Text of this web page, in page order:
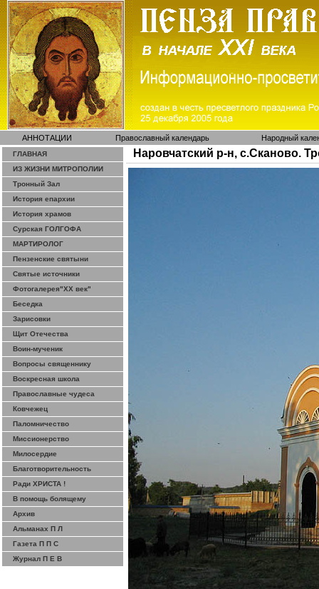
АННОТАЦИИ Православный календарь Народный
ГЛАВНАЯ
ИЗ ЖИЗНИ МИТРОПОЛИИ
Тронный Зал
История епархии
История храмов
Сурская ГОЛГОФА
МАРТИРОЛОГ
Пензенские святыни
Святые источники
Фотогалерея"ХХ век"
Беседка
Зарисовки
Щит Отечества
Воин-мученик
Вопросы священнику
Воскресная школа
Православные чудеса
Ковчежец
Паломничество
Миссионерство
Милосердие
Благотворительность
Ради ХРИСТА !
В помощь болящему
Архив
Альманах П Л
Газета П П С
Журнал П Е В
Наровчатский р-н, с.Сканово.